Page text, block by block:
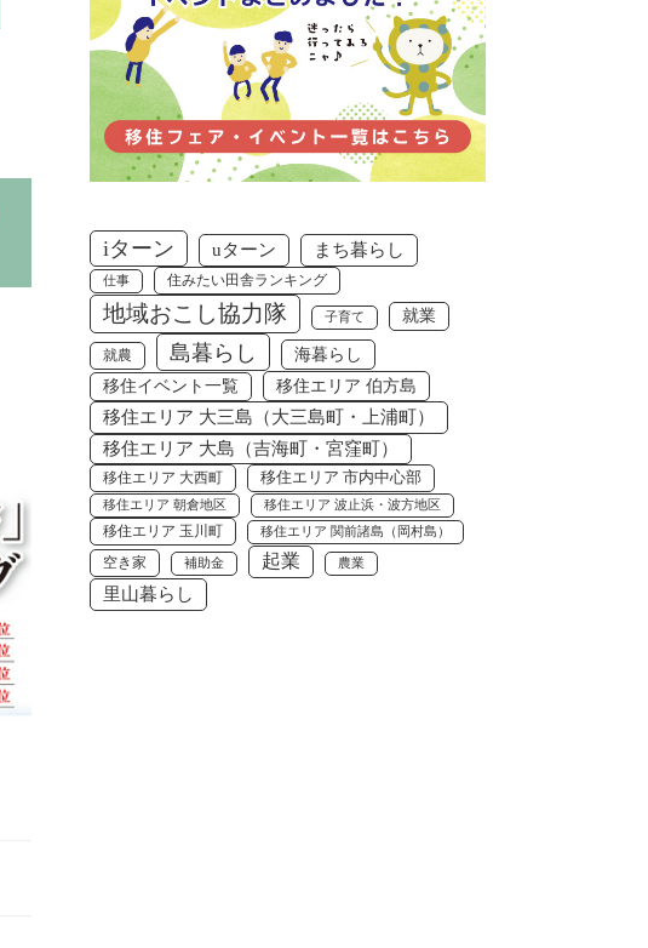
iターン uターン まち暮らし
仕事 住みたい田舎ランキング
地域おこし協力隊 子育て 就業
就農 島暮らし 海暮らし
移住イベント一覧 移住エリア 伯方島
移住エリア 大三島（大三島町・上浦町）
移住エリア 大島（吉海町・宮窪町）
移住エリア 大西町 移住エリア 市内中心部
移住エリア 朝倉地区 移住エリア 波止浜・波方地区
移住エリア 玉川町 移住エリア 関前諸島（岡村島）
空き家 補助金 起業 農業
里山暮らし